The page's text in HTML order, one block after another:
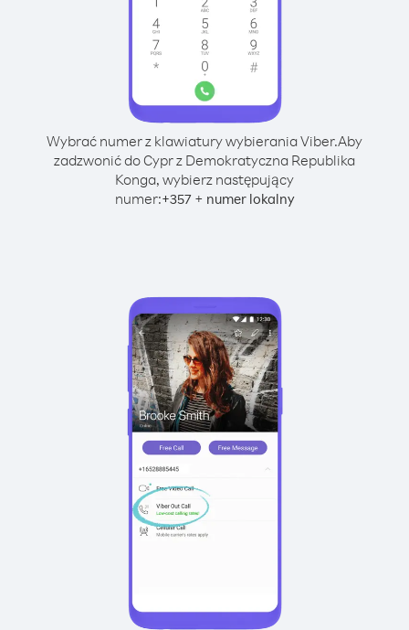
Wybrać numer z klawiatury wybierania Viber.Aby
zadzwonić do Cypr z Demokratyczna Republika
Konga, wybierz następujący
numer:+357+ numer lokalny